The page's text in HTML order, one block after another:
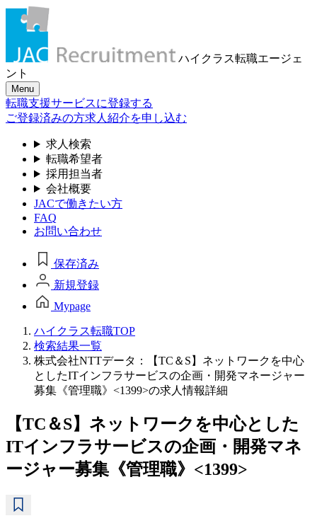
ハイクラス転職エージェ
ント
Menu
転職支援サービスに登録する
ご登録済みの方求人紹介を申し込む
求人検索
転職希望者
採用担当者
会社概要
JACで働きたい方
FAQ
お問い合わせ
保存済み
新規登録
Mypage
ハイクラス転職TOP
検索結果一覧
株式会社NTTデータ：【TC＆S】ネットワークを中心
としたITインフラサービスの企画・開発マネージャー
募集《管理職》<1399>の求人情報詳細
【TC＆S】ネットワークを中心とした
ITインフラサービスの企画・開発マネ
ージャー募集《管理職》<1399>